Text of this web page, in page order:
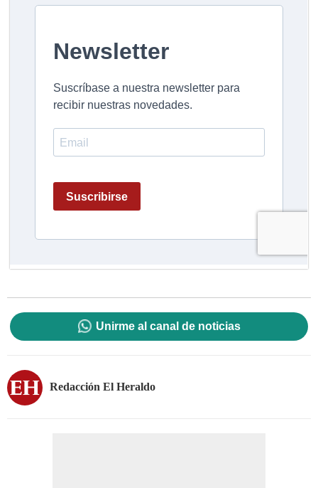
Unirme al canal de noticias
Redacción El Heraldo